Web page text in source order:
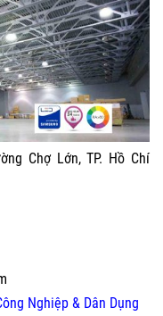
Chợ Lớn, TP. Hồ Chí
Nghiệp & Dân Dụng